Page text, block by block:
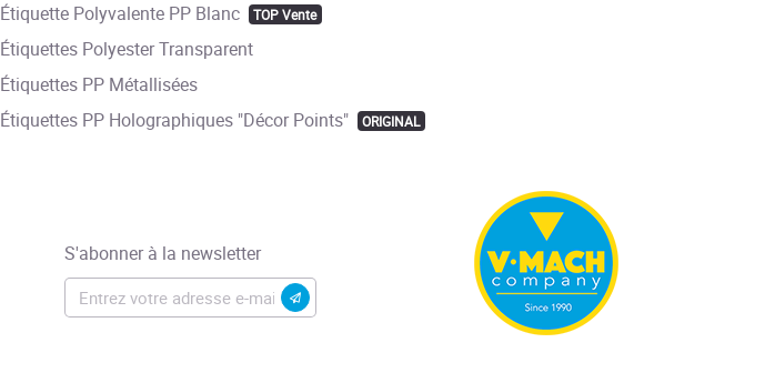
Étiquette Polyvalente PP Blanc
TOP Vente
Étiquettes Polyester Transparent
Étiquettes PP Métallisées
Étiquettes PP Holographiques "Décor Points"
ORIGINAL
S'abonner à la newsletter